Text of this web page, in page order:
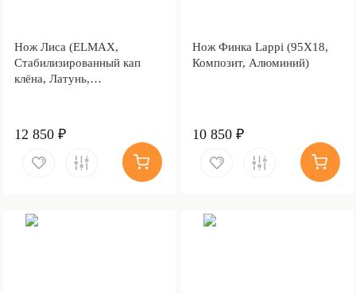
Нож Лиса (ELMAX,
Стабилизированный кап
клёна, Латунь,
12 850 ₽
Нож Финка Lappi (95Х18,
Композит, Алюминий)
10 850 ₽